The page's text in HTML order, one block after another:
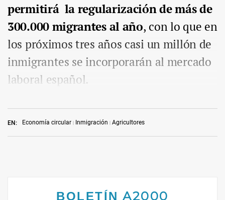
EN: Economía circular Inmigración Agricultores
permitirá la regularización de más de
300.000 migrantes al año, con lo que en
los próximos tres años casi un millón de
inmigrantes se incorporarán al mercado
laboral español.